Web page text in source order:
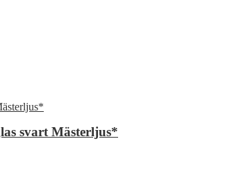
svart Mästerljus*